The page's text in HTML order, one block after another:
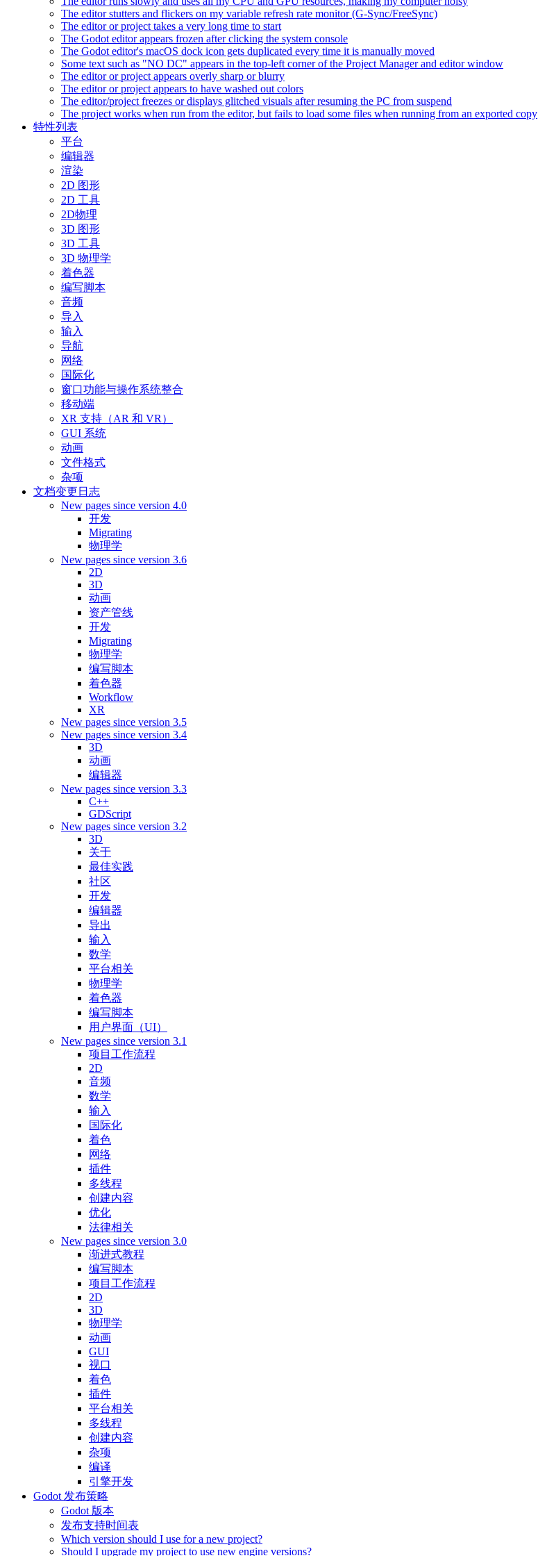
The editor stutters and flickers on my variable refresh rate monitor (G-Sync/FreeSync)
The editor or project takes a very long time to start
The Godot editor appears frozen after clicking the system console
The Godot editor's macOS dock icon gets duplicated every time it is manually moved
Some text such as "NO DC" appears in the top-left corner of the Project Manager and editor window
The editor or project appears overly sharp or blurry
The editor or project appears to have washed out colors
The editor/project freezes or displays glitched visuals after resuming the PC from suspend
The project works when run from the editor, but fails to load some files when running from an exported copy
特性列表
平台
编辑器
渲染
2D 图形
2D 工具
2D物理
3D 图形
3D 工具
3D 物理学
着色器
编写脚本
音频
导入
输入
导航
网络
国际化
窗口功能与操作系统整合
移动端
XR 支持（AR 和 VR）
GUI 系统
动画
文件格式
杂项
文档变更日志
New pages since version 4.0
开发
Migrating
物理学
New pages since version 3.6
2D
3D
动画
资产管线
开发
Migrating
物理学
编写脚本
着色器
Workflow
XR
New pages since version 3.5
New pages since version 3.4
3D
动画
编辑器
New pages since version 3.3
C++
GDScript
New pages since version 3.2
3D
关于
最佳实践
社区
开发
编辑器
导出
输入
数学
平台相关
物理学
着色器
编写脚本
用户界面（UI）
New pages since version 3.1
项目工作流程
2D
音频
数学
输入
国际化
着色
网络
插件
多线程
创建内容
优化
法律相关
New pages since version 3.0
渐进式教程
编写脚本
项目工作流程
2D
3D
物理学
动画
GUI
视口
着色
插件
平台相关
多线程
创建内容
杂项
编译
引擎开发
Godot 发布策略
Godot 版本
发布支持时间表
Which version should I use for a new project?
Should I upgrade my project to use new engine versions?